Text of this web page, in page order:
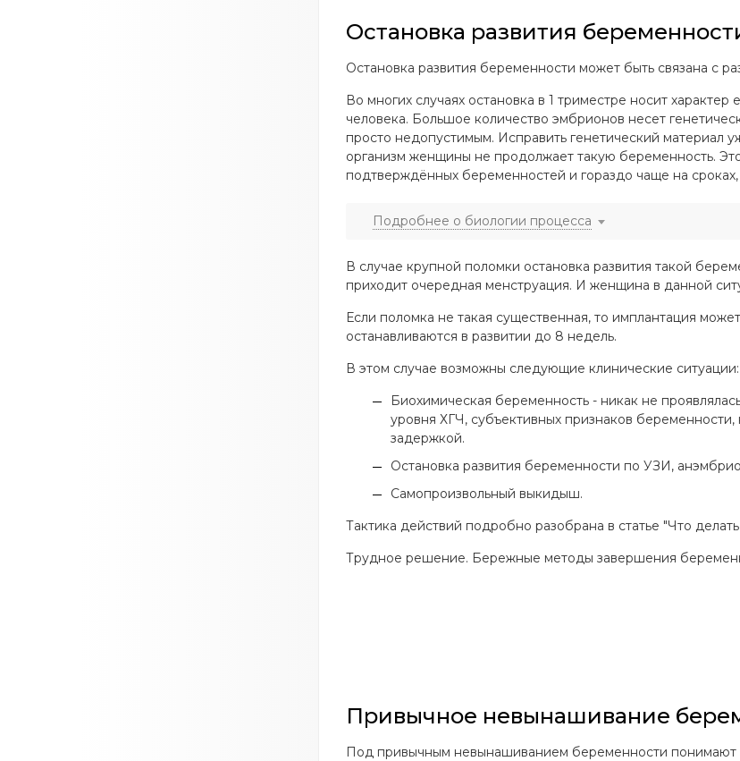
Остановка развития
Остановка развития беременности может быть связана с
Во многих случаях остановка в 1 триместре носит
человека. Большое количество эмбрионов несет
просто недопустимым. Исправить генетический материал
организм женщины не продолжает такую беременность.
подтверждённых беременностей и гораздо чаще на
Подробнее о биологии процесса
В случае крупной поломки остановка развития такой
приходит очередная менструация. И женщина в данной
Если поломка не такая существенная, то имплантация
останавливаются в развитии до 8 недель.
В этом случае возможны следующие клинические ситуации:
Биохимическая беременность - никак не
уровня ХГЧ, субъективных признаков
задержкой.
Остановка развития беременности по УЗИ,
Самопроизвольный выкидыш.
Тактика действий подробно разобрана в статье "Что
Трудное решение. Бережные методы завершения
Привычное невынашивание
Под привычным невынашиванием беременности понимают